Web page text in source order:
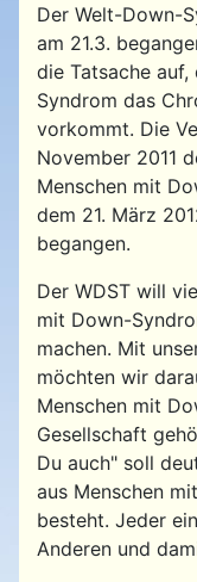
Der Welt-Down-
am 21.3.
die Tatsache
Syndrom das
vorkommt. Die
November 2011
Menschen mit
dem 21. März
begangen.
Der WDST will
mit Down-
machen. Mit
möchten wir
Menschen mit
Gesellschaft
Du auch" soll
aus Menschen
besteht. Jeder
Anderen und